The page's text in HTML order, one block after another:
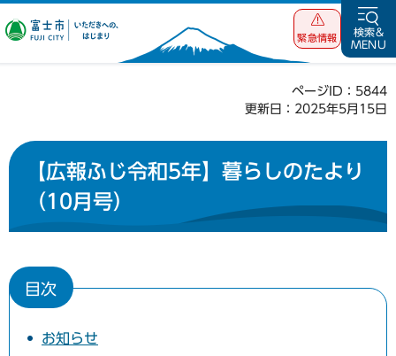
富士市 いただ
緊急情報
検索&
MENU
ページID：5844
更新日：2025年5月15日
【広報ふじ令和5年】暮らしのたより
（10月号）
目次
お知らせ